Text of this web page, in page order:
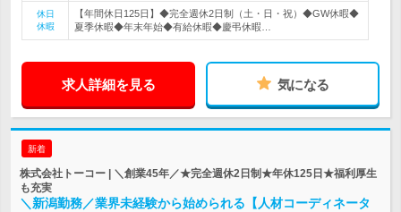
休日
休暇
【年間休日125日】◆完全週休2日制（土・日・祝）◆GW休暇◆
夏季休暇◆年末年始◆有給休暇◆慶弔休暇…
求人詳細を見る 気になる
新着
株式会社トーコー | ＼創業45年／★完全週休2日制★年休125日★福利厚生
も充実
＼新潟勤務／業界未経験から始められる【人材コーディネータ